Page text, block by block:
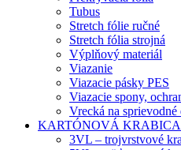
Tubus
Stretch fólie ručné
Stretch fólia strojná
Výplňový materiál
Viazanie
Viazacie pásky PES
Viazacie spony,
Vrecká na
KARTÓNOVÁ KRABICA
3VL – trojvrstvové